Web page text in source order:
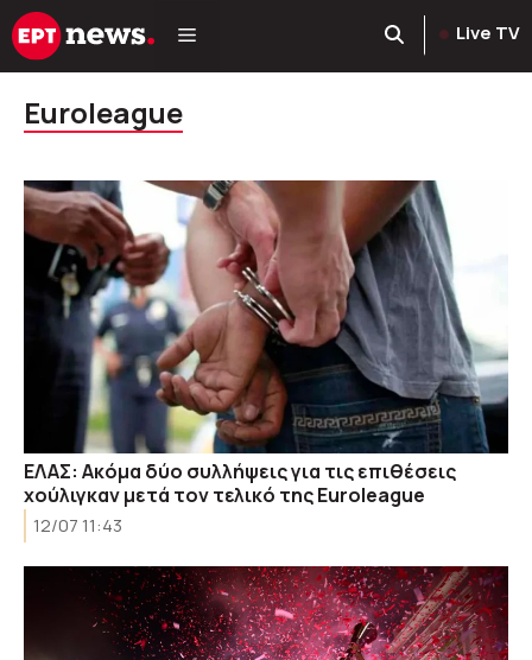
Μετάβαση
σε
Live TV
Euroleague
ΕΛΑΣ: Ακόμα δύο συλλήψεις για τις επιθέσεις
χούλιγκαν μετά τον τελικό της Euroleague
12/07 11:43